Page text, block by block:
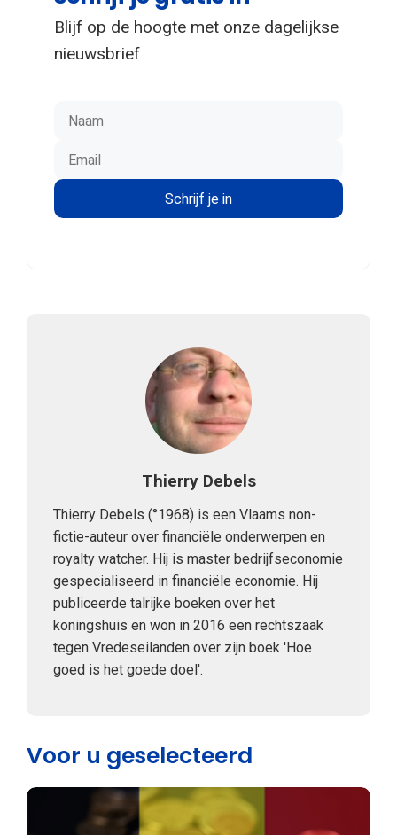
Blijf op de hoogte met onze dagelijkse
nieuwsbrief
Thierry Debels
Thierry Debels (°1968) is een Vlaams non-
fictie-auteur over financiële onderwerpen en
royalty watcher. Hij is master bedrijfseconomie
gespecialiseerd in financiële economie. Hij
publiceerde talrijke boeken over het
koningshuis en won in 2016 een rechtszaak
tegen Vredeseilanden over zijn boek 'Hoe
goed is het goede doel'.
Voor u geselecteerd